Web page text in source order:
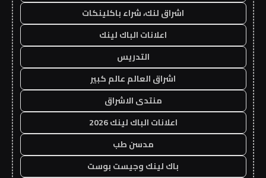
اشراق لنك، شراء باكلينكات
اعلانات الباك لينك
التدريس
اشراق العالم عالم كبير
منتدى الاشراق
اعلانات الباك لينك 2026
مدسن طب
باك لينك وجيست بوست